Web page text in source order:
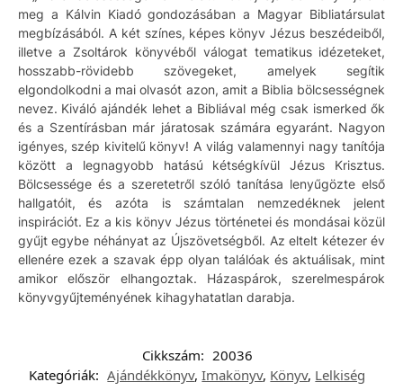
meg a Kálvin Kiadó gondozásában a Magyar Bibliatársulat
megbízásából. A két színes, képes könyv Jézus beszédeiből,
illetve a Zsoltárok könyvéből válogat tematikus idézeteket,
hosszabb-rövidebb szövegeket, amelyek segítik
elgondolkodni a mai olvasót azon, amit a Biblia bölcsességnek
nevez. Kiváló ajándék lehet a Bibliával még csak ismerked ők
és a Szentírásban már járatosak számára egyaránt. Nagyon
igényes, szép kivitelű könyv! A világ valamennyi nagy tanítója
között a legnagyobb hatású kétségkívül Jézus Krisztus.
Bölcsessége és a szeretetről szóló tanítása lenyűgözte első
hallgatóit, és azóta is számtalan nemzedéknek jelent
inspirációt. Ez a kis könyv Jézus történetei és mondásai közül
gyűjt egybe néhányat az Újszövetségből. Az eltelt kétezer év
ellenére ezek a szavak épp olyan találóak és aktuálisak, mint
amikor először elhangoztak. Házaspárok, szerelmespárok
könyvgyűjteményének kihagyhatatlan darabja.
Cikkszám: 20036
Kategóriák: Ajándékkönyv,Imakönyv, Könyv, Lelkiség